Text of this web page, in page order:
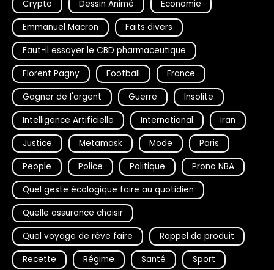
Crypto
Dessin Animé
Economie
Emmanuel Macron
Faits divers
Faut-il essayer le CBD pharmaceutique
Florent Pagny
Football
France
Gagner de l'argent
Guerre
Insolite
Intelligence Artificielle
International
Iran
Justice
Metamask Mode
Paris
People
Police Politique
Prono NBA
Quel geste écologique faire au quotidien
Quelle assurance choisir
Quel voyage de rêve faire
Rappel de produit
Recette
Régime Santé Sport